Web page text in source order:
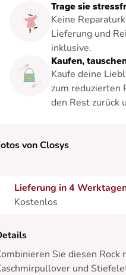
Trage sie
Keine
Lieferung und
inklusive.
Kaufen,
Kaufe deine
zum reduzierten
den Rest zurück
von Closys
Lieferung in 4
Kostenlos
Sie diesen Rock
und